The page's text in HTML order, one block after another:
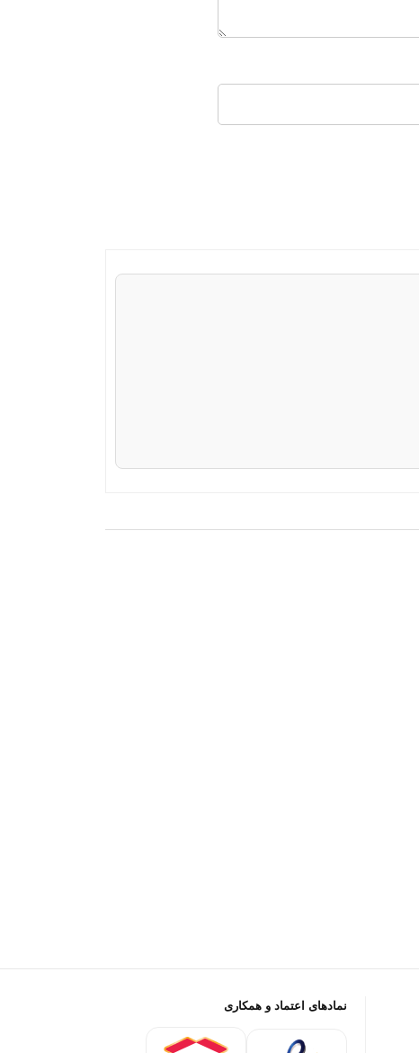
نمادهای اعتماد و همکاری